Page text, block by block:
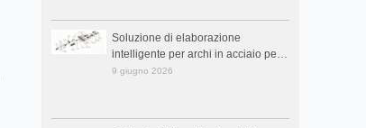
Soluzione di elaborazione
intelligente per archi in acciaio per
gallerie: superare i colli di bottiglia
9 giugno 2026